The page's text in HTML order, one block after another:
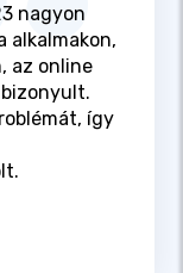
nagyon
alkalmakon,
az online
így